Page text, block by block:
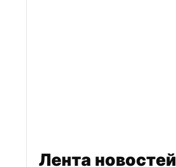
Лента новостей